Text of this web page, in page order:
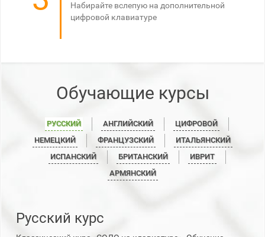
Набирайте вслепую на дополнительной
цифровой клавиатуре
Обучающие курсы
РУССКИЙ АНГЛИЙСКИЙ
ЦИФРОВОЙ
НЕМЕЦКИЙ
ФРАНЦУЗСКИЙ
ИТАЛЬЯНСКИЙ
ИСПАНСКИЙ
БРИТАНСКИЙ
ИВРИТ
АРМЯНСКИЙ
Русский курс